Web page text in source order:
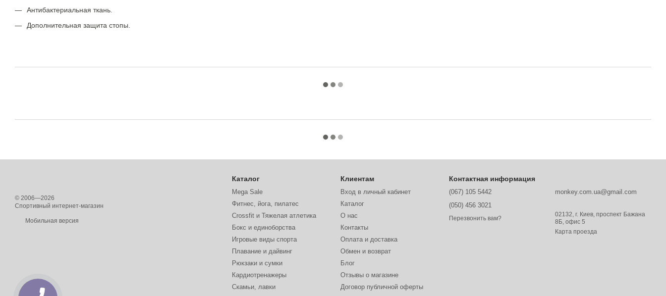
Антибактериальная ткань.
Дополнительная защита стопы.
© 2006—2026
Спортивный интернет-магазин
Мобильная версия
Каталог
Mega Sale
Фитнес, йога, пилатес
Crossfit и Тяжелая атлетика
Бокс и единоборства
Игровые виды спорта
Плавание и дайвинг
Рюкзаки и сумки
Кардиотренажеры
Скамьи, лавки
Клиентам
Вход в личный кабинет
Каталог
О нас
Контакты
Оплата и доставка
Обмен и возврат
Блог
Отзывы о магазине
Договор публичной оферты
Контактная информация
(067) 105 5442
(050) 456 3021
Перезвонить вам?
monkey.com.ua@gmail.com
02132, г. Киев, проспект Бажана
8Б, офис 5
Карта проезда